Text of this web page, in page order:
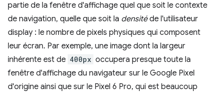
partie de la fenêtre d'affichage quel que soit le contexte
de navigation, quelle que soit la densitéde l'utilisateur
display : le nombre de pixels physiques qui composent
leur écran. Par exemple, une image dont la largeur
inhérente est de 400px occupera presque toute la
fenêtre d'affichage du navigateur sur le Google Pixel
d'origine ainsi que sur le Pixel 6 Pro, qui est beaucoup